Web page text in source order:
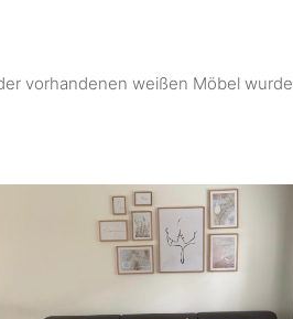
vorhandenen weißen Möbel wurde